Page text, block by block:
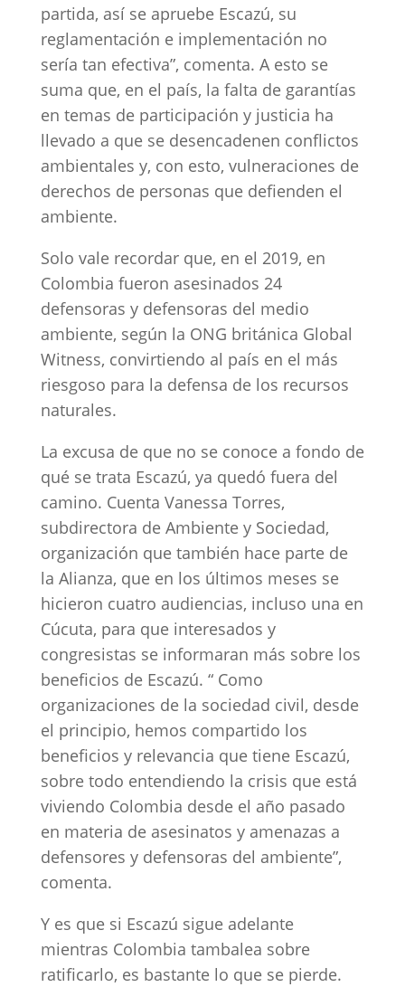
partida, así se apruebe Escazú, su
reglamentación e implementación no
sería tan efectiva”, comenta. A esto se
suma que, en el país, la falta de garantías
en temas de participación y justicia ha
llevado a que se desencadenen conflictos
ambientales y, con esto, vulneraciones de
derechos de personas que defienden el
ambiente.
Solo vale recordar que, en el 2019, en
Colombia fueron asesinados 24
defensoras y defensoras del medio
ambiente, según la ONG británica Global
Witness, convirtiendo al país en el más
riesgoso para la defensa de los recursos
naturales.
La excusa de que no se conoce a fondo de
qué se trata Escazú, ya quedó fuera del
camino. Cuenta Vanessa Torres,
subdirectora de Ambiente y Sociedad,
organización que también hace parte de
la Alianza, que en los últimos meses se
hicieron cuatro audiencias, incluso una en
Cúcuta, para que interesados y
congresistas se informaran más sobre los
beneficios de Escazú. “ Como
organizaciones de la sociedad civil, desde
el principio, hemos compartido los
beneficios y relevancia que tiene Escazú,
sobre todo entendiendo la crisis que está
viviendo Colombia desde el año pasado
en materia de asesinatos y amenazas a
defensores y defensoras del ambiente”,
comenta.
Y es que si Escazú sigue adelante
mientras Colombia tambalea sobre
ratificarlo, es bastante lo que se pierde.